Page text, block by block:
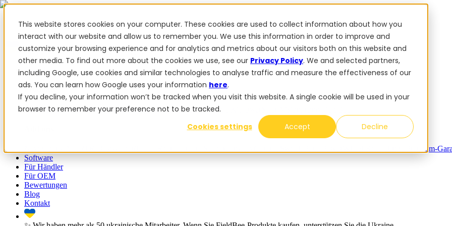
This website stores cookies on your computer. These cookies are used to collect information about how you
interact with our website and allow us to remember you. We use this information in order to improve and
customize your browsing experience and for analytics and metrics about our visitors both on this website and
other media. To find out more about the cookies we use, see our Privacy Policy. We and selected partners,
including Google, use cookies and similar technologies to analyse traffic and measure the effectiveness of our
ads. You can learn how Google uses your information here.
If you decline, your information won’t be tracked when you visit this website. A single cookie will be used in your
browser to remember your preference not to be tracked.
Cookies settings
Accept Decline
✨ Wir haben mehr als 50 ukrainische Mitarbeiter. Wenn Sie FieldBee-Produkte kaufen, unterstützen Sie die Ukraine.
Produkte
Produkte
PowerSteer™PowerSteer ReadyPowerGuide ISOBUS Upgrade-Kit
1-jährige Premium-
Software
Für Händler
Für OEM
Bewertungen
Blog
Kontakt